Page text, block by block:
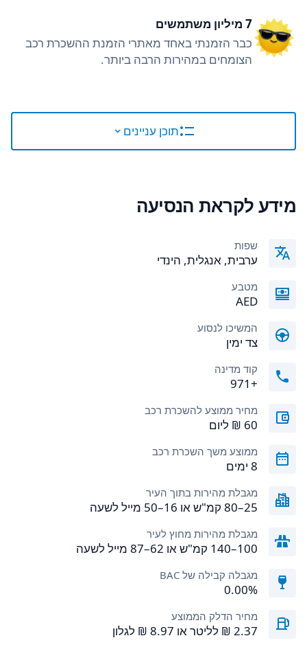
7 מיליון משתמשים
כבר הזמנתי באחד מאתרי הזמנת ההשכרת רכב
הצומחים במהירות הרבה ביותר.
תוכן עניינים
מידע לקראת הנסיעה
שפות
ערבית, אנגלית, הינדי
מטבע
AED
המשיכו לנסוע
צד ימין
קוד מדינה
+971
מחיר ממוצע להשכרת רכב
ממוצע משך השכרת רכב
8 ימים
מגבלת מהירות בתוך העיר
25–80 קמ"ש או 16–50 מייל לשעה
מגבלת מהירות מחוץ לעיר
100–140 קמ"ש או 62–87 מייל לשעה
מגבלה קבילה של BAC
0.00%
מחיר הדלק הממוצע